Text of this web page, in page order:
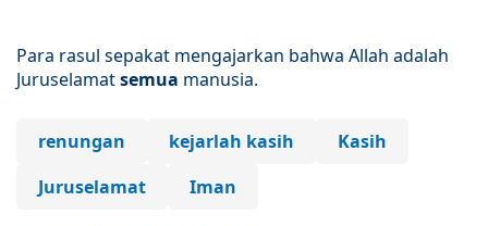
Para rasul sepakat mengajarkan bahwa Allah adalah
Juruselamatsemua manusia.
renungan kejarlah kasih
Kasih
Juruselamat
Iman